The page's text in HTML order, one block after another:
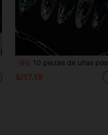
-8% 10 piezas de uñas postizas vintage Y2K hechas a mano, puntas de uñas acrílicas de forma almendrada media, azul brillante espejo con marco de metal líquido plateado 3D, elegantes para salidas y vida nocturna, fáciles de usar y reutilizables, suministros de uñas, uñas postizas largas y puntiagudas, puntas de uñas de verano, pegatinas de uñas hechas a mano, chica sexy, arte de uñas de Halloween, uñas de vuelta a la escuela, técnicas de uñas simples, uñas artificiales, uñas
S/17.19